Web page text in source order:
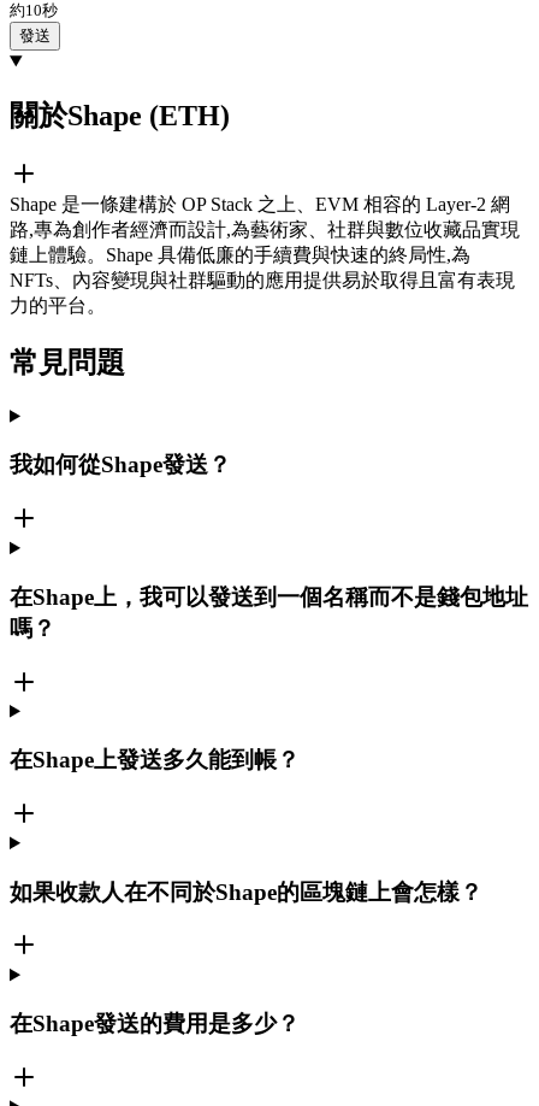
約10秒
發送
關於Shape (ETH)
Shape 是一條建構於 OP Stack 之上、EVM 相容的 Layer-2 網
路,專為創作者經濟而設計,為藝術家、社群與數位收藏品實現
鏈上體驗。Shape 具備低廉的手續費與快速的終局性,為
NFTs、內容變現與社群驅動的應用提供易於取得且富有表現
力的平台。
常見問題
我如何從Shape發送？
在Shape上，我可以發送到一個名稱而不是錢包地址
嗎？
在Shape上發送多久能到帳？
如果收款人在不同於Shape的區塊鏈上會怎樣？
在Shape發送的費用是多少？